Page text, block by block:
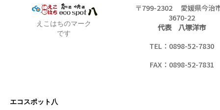
えこはちのマーク
です
〒799-2302 愛媛県今治
3670-22
代表 八塚洋市
TEL：0898-52-7830
FAX：0898-52-7831
エコスポット八